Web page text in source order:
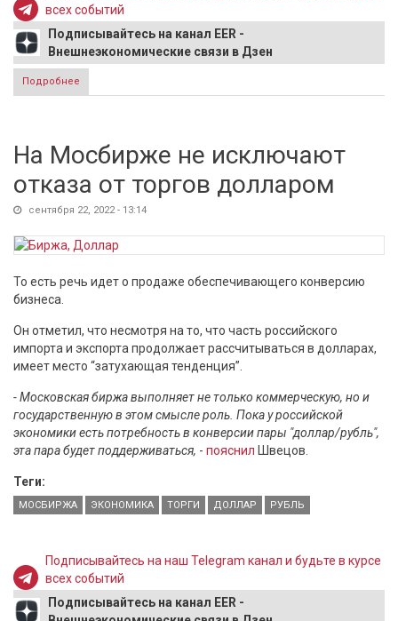
всех событий
Подписывайтесь на канал EER -
Внешнеэкономические связи в Дзен
Подробнее
активов России с иностранными инвесторами
На Мосбирже не исключают
отказа от торгов долларом
сентября 22, 2022 - 13:14
То есть речь идет о продаже обеспечивающего конверсию
бизнеса.
Он отметил, что несмотря на то, что часть российского
импорта и экспорта продолжает рассчитываться в долларах,
имеет место “затухающая тенденция”.
- Московская биржа выполняет не только коммерческую, но и
государственную в этом смысле роль. Пока у российской
экономики есть потребность в конверсии пары "доллар/рубль",
эта пара будет поддерживаться, - пояснил Швецов.
Теги:
МОСБИРЖА ЭКОНОМИКА ТОРГИ ДОЛЛАР РУБЛЬ
Подписывайтесь на наш Telegram канал и будьте в курсе
всех событий
Подписывайтесь на канал EER -